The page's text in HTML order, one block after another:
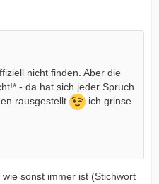
nicht finden. Aber die
- da hat sich jeder Spruch
rausgestellt
ich grinse
sonst immer ist (Stichwort